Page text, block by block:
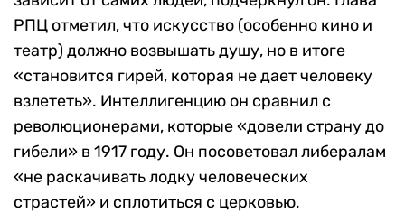
РПЦ отметил, что искусство (особенно кино и
театр) должно возвышать душу, но в итоге
«становится гирей, которая не дает человеку
взлететь». Интеллигенцию он сравнил с
революционерами, которые «довели страну до
гибели» в 1917 году. Он посоветовал либералам
«не раскачивать лодку человеческих
страстей» и сплотиться с церковью.